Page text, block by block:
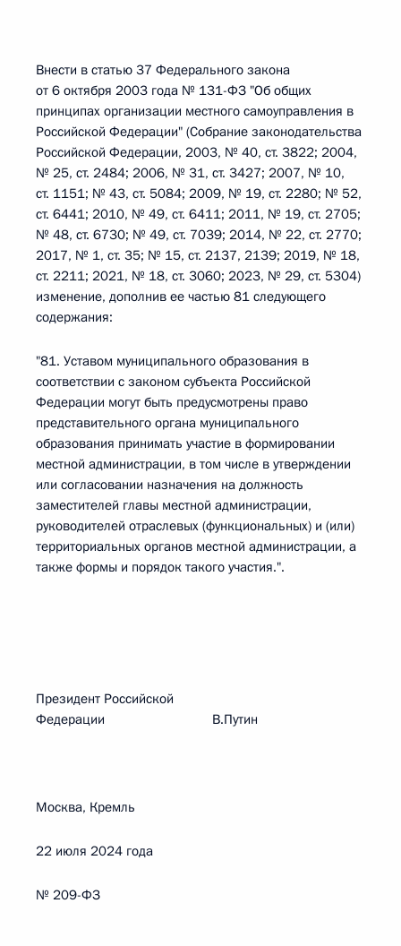
Внести в статью 37 Федерального закона
от 6 октября 2003 года № 131-ФЗ "Об общих
принципах организации местного самоуправления в
Российской Федерации" (Собрание законодательства
Российской Федерации, 2003, № 40, ст. 3822; 2004,
№ 25, ст. 2484; 2006, № 31, ст. 3427; 2007, № 10,
ст. 1151; № 43, ст. 5084; 2009, № 19, ст. 2280; № 52,
ст. 6441; 2010, № 49, ст. 6411; 2011, № 19, ст. 2705;
№ 48, ст. 6730; № 49, ст. 7039; 2014, № 22, ст. 2770;
2017, № 1, ст. 35; № 15, ст. 2137, 2139; 2019, № 18,
ст. 2211; 2021, № 18, ст. 3060; 2023, № 29, ст. 5304)
изменение, дополнив ее частью 81 следующего
содержания:
"81. Уставом муниципального образования в
соответствии с законом субъекта Российской
Федерации могут быть предусмотрены право
представительного органа муниципального
образования принимать участие в формировании
местной администрации, в том числе в утверждении
или согласовании назначения на должность
заместителей главы местной администрации,
руководителей отраслевых (функциональных) и (или)
территориальных органов местной администрации, а
также формы и порядок такого участия.".
Президент Российской
Федерации В.Путин
Москва, Кремль
22 июля 2024 года
№ 209-ФЗ